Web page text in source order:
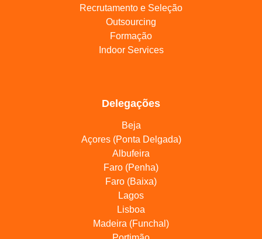
Recrutamento e Seleção
Outsourcing
Formação
Indoor Services
Delegações
Beja
Açores (Ponta Delgada)
Albufeira
Faro (Penha)
Faro (Baixa)
Lagos
Lisboa
Madeira (Funchal)